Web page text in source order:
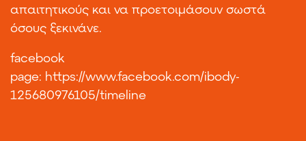
απαιτητικούς και να προετοιμάσουν σωστά
όσους ξεκινάνε.
facebook
page: https://www.facebook.com/ibody-
125680976105/timeline